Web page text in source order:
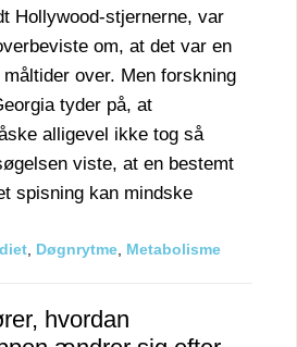
Hollywood-stjernerne, var
om, at det var en
over. Men forskning
tyder på, at
alligevel ikke tog så
viste, at en bestemt
spisning kan mindske
, Døgnrytme, Metabolisme
hvordan